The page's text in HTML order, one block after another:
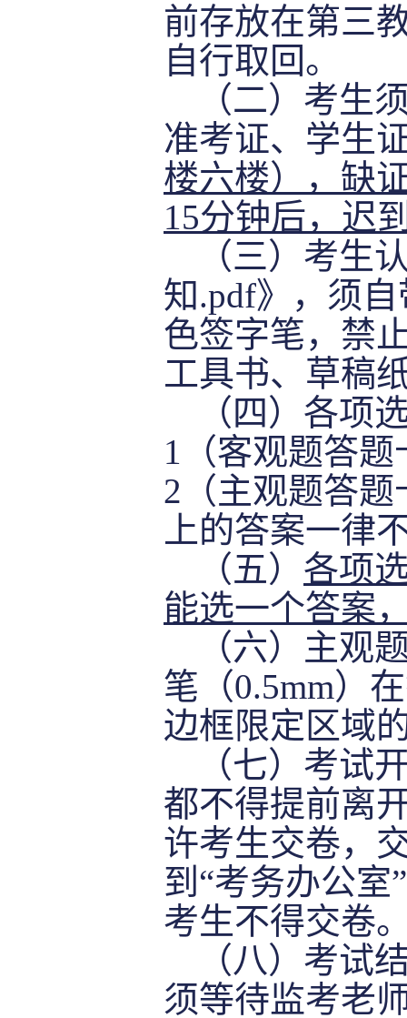
前存放在第三
自行取回。
（二）考生
准考证、学生
楼六楼），缺
15分钟后，迟
（三）考生
知.pdf》，须
色签字笔，禁
工具书、草稿
（四）各项
1（客观题答
2 （主观题答
上的答案一律
（五） 各项
能选一个答案
（六） 主观
笔（0.5mm）
边框限定区域
（七）考试
都不得提前离
许考生交卷，
到“考务办公室
考生不得交卷
（八）考试
须等待监考老